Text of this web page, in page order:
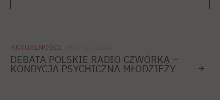
AKTUALNOŚCI
DEBATA POLSKIE RADIO CZWÓRKA –
KONDYCJA PSYCHICZNA MŁODZIEŻY